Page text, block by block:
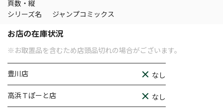
頁数・縦
シリーズ名
ジャンプコミックス
お店の在庫状況
※お取置品を含むため店頭品切れの場合がございます。
豊川店 なし
高浜Ｔぽーと店 なし